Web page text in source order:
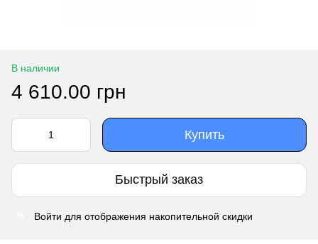
В наличии
4 610.00 грн
Купить
Быстрый заказ
Войти для отображения накопительной скидки